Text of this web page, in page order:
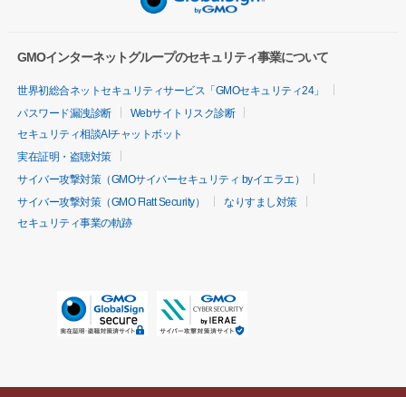
GMOインターネットグループのセキュリティ事業について
世界初総合ネットセキュリティサービス「GMOセキュリティ24」
パスワード漏洩診断
Webサイトリスク診断
セキュリティ相談AIチャットボット
実在証明・盗聴対策
サイバー攻撃対策（GMOサイバーセキュリティ byイエラエ）
サイバー攻撃対策（GMO Flatt Security）
なりすまし対策
セキュリティ事業の軌跡